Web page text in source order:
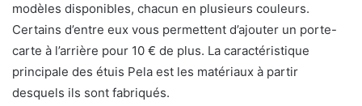
modèles disponibles, chacun en plusieurs couleurs.
Certains d’entre eux vous permettent d’ajouter un porte-
carte à l’arrière pour 10 € de plus. La caractéristique
principale des étuis Pela est les matériaux à partir
desquels ils sont fabriqués.